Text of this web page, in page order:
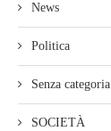
News
Politica
Senza categoria
SOCIETÀ